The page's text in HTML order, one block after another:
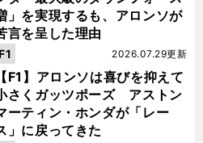
」を実現するも、アロンソが
言を呈した理由
【F1】アロンソは喜びを抑えて
さくガッツポーズ アストン
ーティン・ホンダが「レー
」に戻ってきた
2026.07.29更新
F1